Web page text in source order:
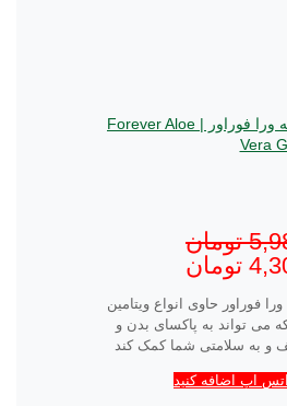
نوشیدنی ژل خالص آلوئه ورا فوراور | Forever Aloe
Vera
تومان
تومان
فوراور حاوی انواع ویتامین
می تواند به پاکسای بدن و
و به سلامتی شما کمک کند
اپ اضافه کنید